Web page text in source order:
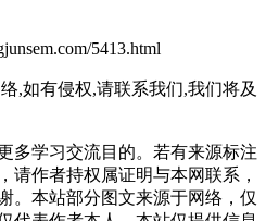
5413.html
,如有侵权,请联系我们,我们将及
多学习交流目的。若有来源标注
请作者持权属证明与本网联系，
。本站部分图文来源于网络，仅